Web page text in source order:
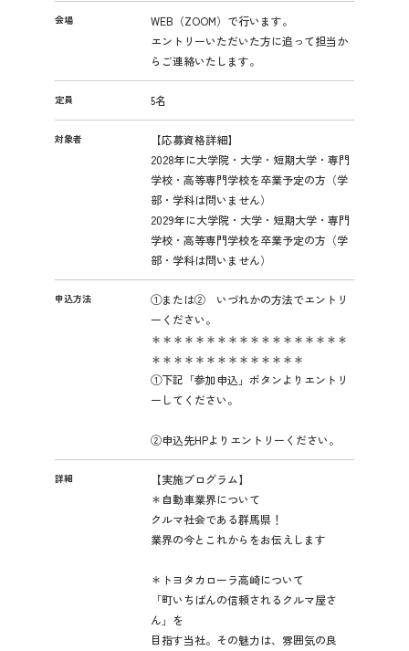
会場
WEB（ZOOM）で行います。
エントリーいただいた方に追って担当か
らご連絡いたします。
定員 5名
対象者
【応募資格詳細】
2028年に大学院・大学・短期大学・専門
学校・高等専門学校を卒業予定の方（学
部・学科は問いません）
2029年に大学院・大学・短期大学・専門
学校・高等専門学校を卒業予定の方（学
部・学科は問いません）
申込方法
①または② いづれかの方法でエントリ
ーください。
＊＊＊＊＊＊＊＊＊＊＊＊＊＊＊＊＊＊
＊＊＊＊＊＊＊＊＊＊＊＊＊＊
①下記「参加申込」ボタンよりエントリ
ーしてください。
②申込先HPよりエントリーください。
詳細
【実施プログラム】
＊自動車業界について
クルマ社会である群馬県！
業界の今とこれからをお伝えします
＊トヨタカローラ高崎について
「町いちばんの信頼されるクルマ屋さ
ん」を
目指す当社。その魅力は、雰囲気の良